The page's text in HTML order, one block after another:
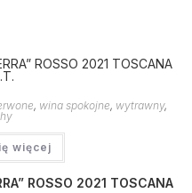
, wina spokojne, wytrawny,
więcej
ROSSO 2021 TOSCANA